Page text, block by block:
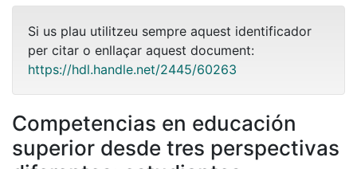
Si us plau utilitzeu sempre aquest identificador
per citar o enllaçar aquest document:
https://hdl.handle.net/2445/60263
Competencias en educación
superior desde tres perspectivas